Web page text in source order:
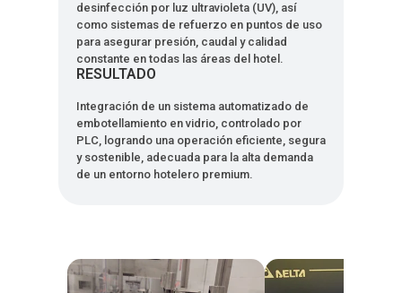
desinfección por luz ultravioleta (UV), así
como sistemas de refuerzo en puntos de uso
para asegurar presión, caudal y calidad
constante en todas las áreas del hotel.
RESULTADO
Integración de un sistema automatizado de
embotellamiento en vidrio, controlado por
PLC, logrando una operación eficiente, segura
y sostenible, adecuada para la alta demanda
de un entorno hotelero premium.